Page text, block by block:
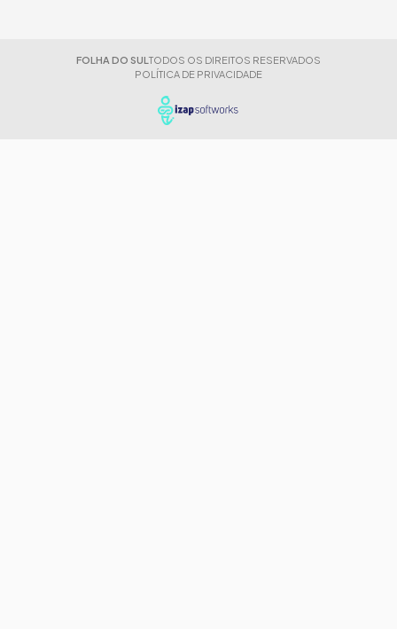
FOLHA DO SUL TODOS OS DIREITOS RESERVADOS
POLÍTICA DE PRIVACIDADE